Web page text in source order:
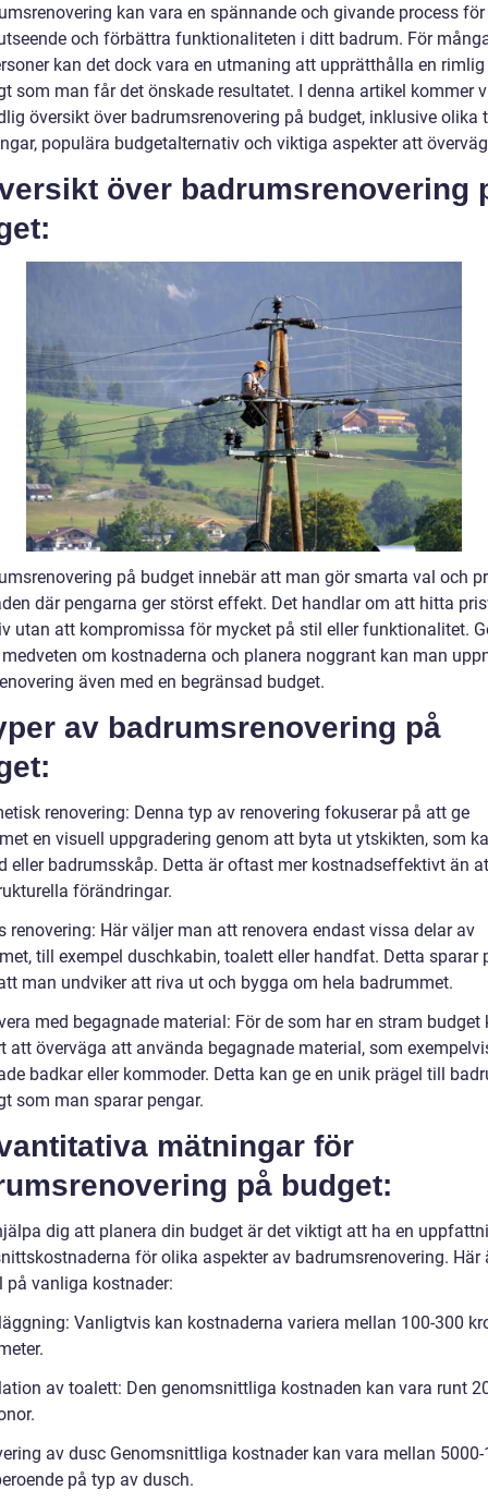
kan vara en spännande och givande process
och förbättra funktionaliteten i ditt badrum. För
kan det dock vara en utmaning att upprätthålla en
som man får det önskade resultatet. I denna artikel kommer
översikt över badrumsrenovering på budget, inklusive olika
populära budgetalternativ och viktiga aspekter att
över badrumsrenovering
på budget innebär att man gör smarta val och
där pengarna ger störst effekt. Det handlar om att hitta
utan att kompromissa för mycket på stil eller funktionalitet.
om kostnaderna och planera noggrant kan man
även med en begränsad budget.
av badrumsrenovering på
renovering: Denna typ av renovering fokuserar på att ge
en visuell uppgradering genom att byta ut ytskikten, som
eller badrumsskåp. Detta är oftast mer kostnadseffektivt än
förändringar.
renovering: Här väljer man att renovera endast vissa delar av
till exempel duschkabin, toalett eller handfat. Detta sparar
man undviker att riva ut och bygga om hela badrummet.
med begagnade material: För de som har en stram budget
att överväga att använda begagnade material, som
badkar eller kommoder. Detta kan ge en unik prägel till
som man sparar pengar.
mätningar för
på budget:
dig att planera din budget är det viktigt att ha en
för olika aspekter av badrumsrenovering. Här
på vanliga kostnader:
Vanligtvis kan kostnaderna variera mellan 100-300
av toalett: Den genomsnittliga kostnaden kan vara runt
av dusc Genomsnittliga kostnader kan vara mellan
på typ av dusch.